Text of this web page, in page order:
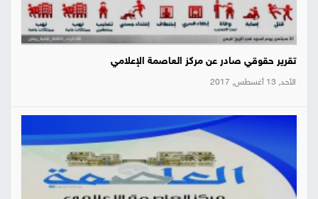
تقرير حقوقي صادر عن مركز العاصمة الإعلامي
الأحد, 13 أغسطس, 2017